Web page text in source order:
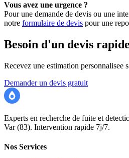
Vous avez une urgence ?
Pour une demande de devis ou une
notre formulaire de devis pour une
Besoin d'un devis
Recevez une estimation personnalisee
Demander un devis gratuit
Experts en recherche de fuite et
Var (83). Intervention rapide 7j/7.
Nos Services